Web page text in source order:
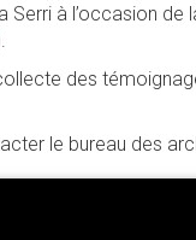
à l’occasion
des
le bureau des